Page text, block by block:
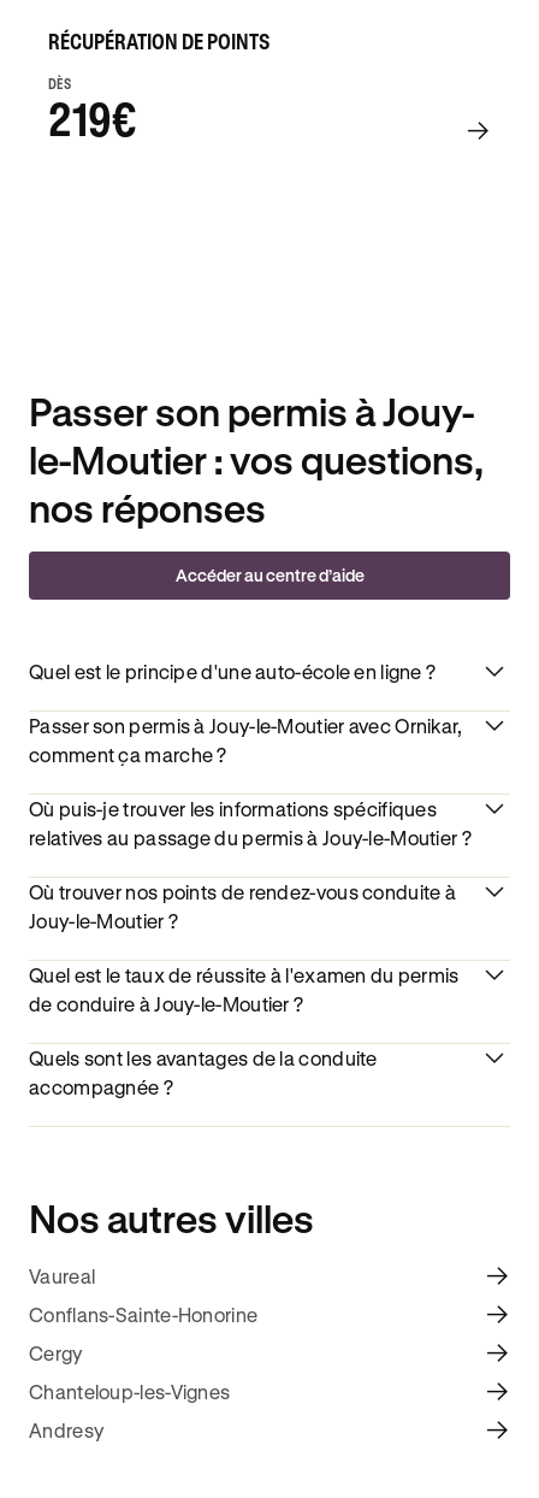
RÉCUPÉRATION DE POINTS
DÈS
219€
Passer son permis à Jouy-
le-Moutier : vos questions,
nos réponses
Accéder au centre d’aide
Quel est le principe d'une auto-école en ligne ?
Passer son permis à Jouy-le-Moutier avec Ornikar,
comment ça marche ?
Où puis-je trouver les informations spécifiques
relatives au passage du permis à Jouy-le-Moutier ?
Où trouver nos points de rendez-vous conduite à
Jouy-le-Moutier ?
Quel est le taux de réussite à l'examen du permis
de conduire à Jouy-le-Moutier ?
Quels sont les avantages de la conduite
accompagnée ?
Nos autres villes
Vaureal
Conflans-Sainte-Honorine
Cergy
Chanteloup-les-Vignes
Andresy